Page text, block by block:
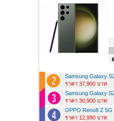
Samsung Galaxy
ราคา 37,900 บาท
Samsung Galaxy
ราคา 30,900 บาท
OPPO Reno8 Z 5G
ราคา 12,990 บาท